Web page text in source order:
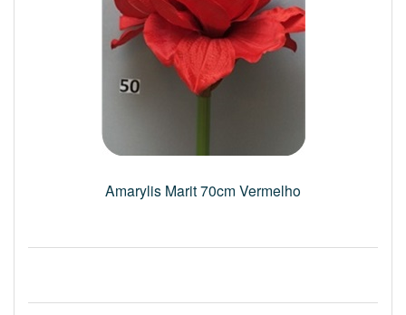
Amarylis Marit 70cm Vermelho